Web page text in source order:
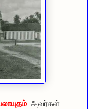
அவர்கள்